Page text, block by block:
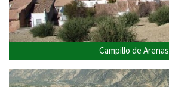
Campillo de Arenas